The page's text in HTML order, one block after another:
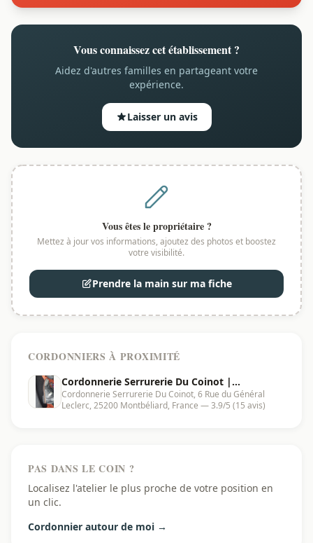
Vous connaissez cet établissement ?
Aidez d'autres familles en partageant votre
expérience.
Laisser un avis
Vous êtes le propriétaire ?
Mettez à jour vos informations, ajoutez des photos et boostez
votre visibilité.
Prendre la main sur ma fiche
CORDONNIERS À PROXIMITÉ
Cordonnerie Serrurerie Du Coinot |
Montbéliard - 25200
Cordonnerie Serrurerie Du Coinot, 6 Rue du Général
Leclerc, 25200 Montbéliard, France — 3.9/5 (15 avis)
PAS DANS LE COIN ?
Localisez l'atelier le plus proche de votre position en
un clic.
Cordonnier autour de moi →